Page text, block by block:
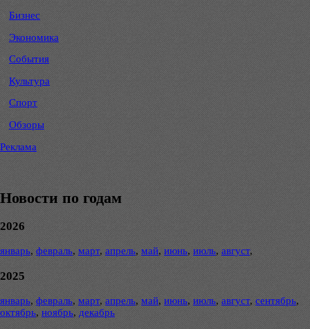
Бизнес
Экономика
События
Культура
Спорт
Обзоры
Реклама
Новости по годам
2026
январь, февраль, март, апрель, май, июнь, июль, август,
2025
январь, февраль, март, апрель, май, июнь, июль, август, сентябрь,
октябрь, ноябрь, декабрь